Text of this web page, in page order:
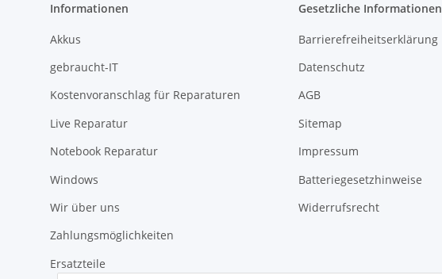
Informationen
Akkus
gebraucht-IT
Kostenvoranschlag für Reparaturen
Live Reparatur
Notebook Reparatur
Windows
Wir über uns
Zahlungsmöglichkeiten
Ersatzteile
Gesetzliche Informationen
Barrierefreiheitserklärung
Datenschutz
AGB
Sitemap
Impressum
Batteriegesetzhinweise
Widerrufsrecht